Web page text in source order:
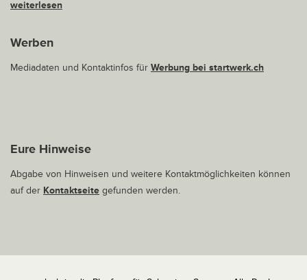
weiterlesen
Werben
Mediadaten und Kontaktinfos für Werbung bei startwerk.ch
Eure Hinweise
Abgabe von Hinweisen und weitere Kontaktmöglichkeiten können
auf der Kontaktseite gefunden werden.